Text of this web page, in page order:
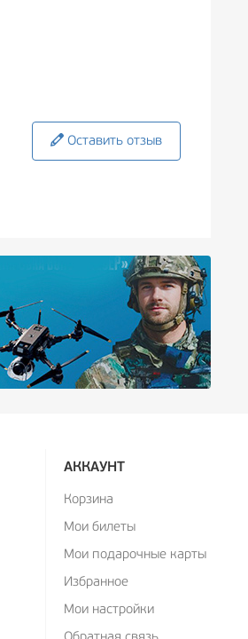
Оставить отзыв
АККАУНТ
Корзина
Мои билеты
Мои подарочные карты
Избранное
Мои настройки